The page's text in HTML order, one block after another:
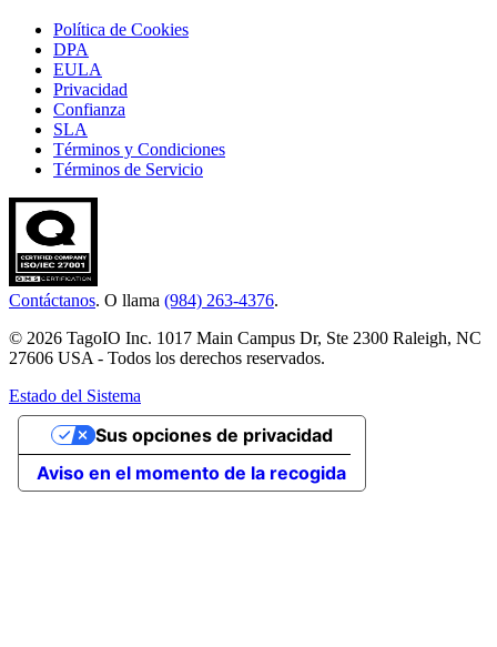
Política de Cookies
DPA
EULA
Privacidad
Confianza
SLA
Términos y Condiciones
Términos de Servicio
Contáctanos. O llama (984) 263-4376.
© 2026 TagoIO Inc. 1017 Main Campus Dr, Ste 2300 Raleigh, NC
27606 USA - Todos los derechos reservados.
Estado del Sistema
Aviso en el momento de la recogida
Sus opciones de privacidad